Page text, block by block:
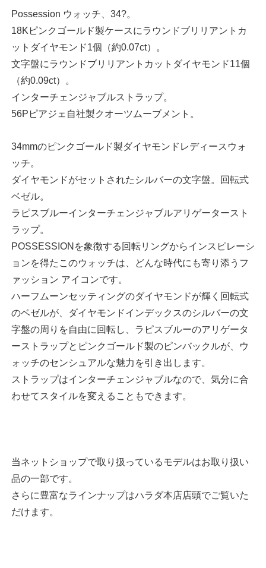
Possession ウォッチ、34?。
18Kピンクゴールド製ケースにラウンドブリリアントカ
ットダイヤモンド1個（約0.07ct）。
文字盤にラウンドブリリアントカットダイヤモンド11個
（約0.09ct）。
インターチェンジャブルストラップ。
56Pピアジェ自社製クオーツムーブメント。
34mmのピンクゴールド製ダイヤモンドレディースウォ
ッチ。
ダイヤモンドがセットされたシルバーの文字盤。回転式
ベゼル。
ラピスブルーインターチェンジャブルアリゲータースト
ラップ。
POSSESSIONを象徴する回転リングからインスピレーシ
ョンを得たこのウォッチは、どんな時代にも寄り添うフ
ァッション アイコンです。
ハーフムーンセッティングのダイヤモンドが輝く回転式
のベゼルが、ダイヤモンドインデックスのシルバーの文
字盤の周りを自由に回転し、ラピスブルーのアリゲータ
ーストラップとピンクゴールド製のピンバックルが、ウ
ォッチのセンシュアルな魅力を引き出します。
ストラップはインターチェンジャブルなので、気分に合
わせてスタイルを変えることもできます。
当ネットショップで取り扱っているモデルはお取り扱い
品の一部です。
さらに豊富なラインナップはハラダ本店店頭でご覧いた
だけます。